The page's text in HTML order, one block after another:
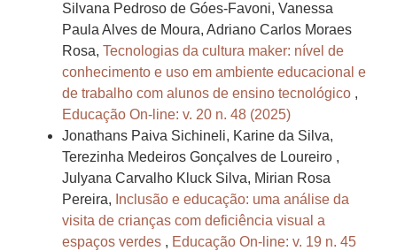
Silvana Pedroso de Góes-Favoni, Vanessa
Paula Alves de Moura, Adriano Carlos Moraes
Rosa, Tecnologias da cultura maker: nível de
conhecimento e uso em ambiente educacional e
de trabalho com alunos de ensino tecnológico ,
Educação On-line: v. 20 n. 48 (2025)
Jonathans Paiva Sichineli, Karine da Silva,
Terezinha Medeiros Gonçalves de Loureiro ,
Julyana Carvalho Kluck Silva, Mirian Rosa
Pereira, Inclusão e educação: uma análise da
visita de crianças com deficiência visual a
espaços verdes , Educação On-line: v. 19 n. 45